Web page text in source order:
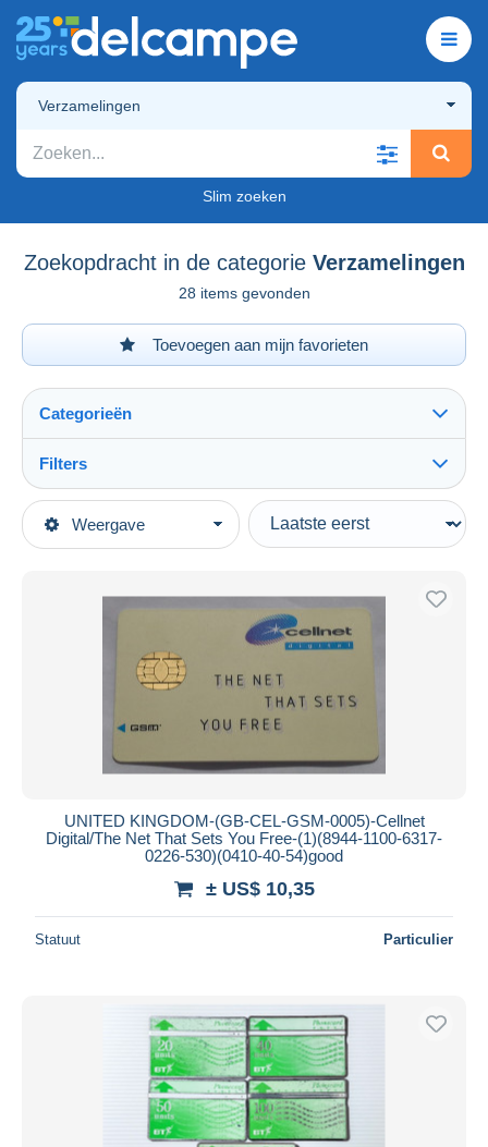
Verzamelingen
Slim zoeken
Zoekopdracht in de categorie Verzamelingen
28 items gevonden
Toevoegen aan mijn favorieten
Weergave
Categorieën
Topcategorieën
BT - British Telecom
BT Optical - Landis & Gyr
Verzamelingen
Filters
Type verkopen
Actief
Veiling met biedingen
Veilingen zonder biedingen
Veilinghuizen
Alle looptijden
Eindigt binnen
Van
Betaalmiddelen
PayPal
Bankoverschrijving
Visa
UNITED KINGDOM-(GB-CEL-GSM-0005)-Cellnet
Digital/The Net That Sets You Free-(1)(8944-1100-6317-
0226-530)(0410-40-54)good
± US$ 10,35
Statuut Particulier